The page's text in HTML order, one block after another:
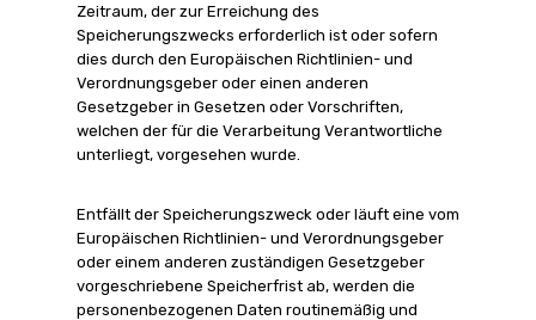
Zeitraum, der zur Erreichung des
Speicherungszwecks erforderlich ist oder sofern
dies durch den Europäischen Richtlinien- und
Verordnungsgeber oder einen anderen
Gesetzgeber in Gesetzen oder Vorschriften,
welchen der für die Verarbeitung Verantwortliche
unterliegt, vorgesehen wurde.
Entfällt der Speicherungszweck oder läuft eine vom
Europäischen Richtlinien- und Verordnungsgeber
oder einem anderen zuständigen Gesetzgeber
vorgeschriebene Speicherfrist ab, werden die
personenbezogenen Daten routinemäßig und